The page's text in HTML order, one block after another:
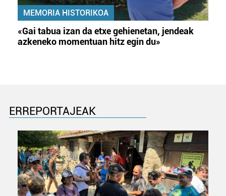
MEMORIA HISTORIKOA
«Gai tabua izan da etxe gehienetan, jendeak
azkeneko momentuan hitz egin du»
ERREPORTAJEAK